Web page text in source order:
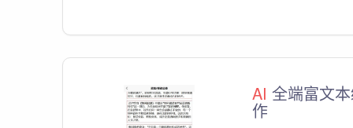
AI 全端富文
作